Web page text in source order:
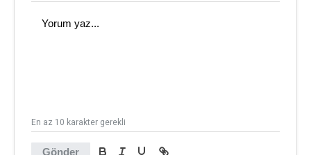
Gönder
En az 10 karakter gerekli